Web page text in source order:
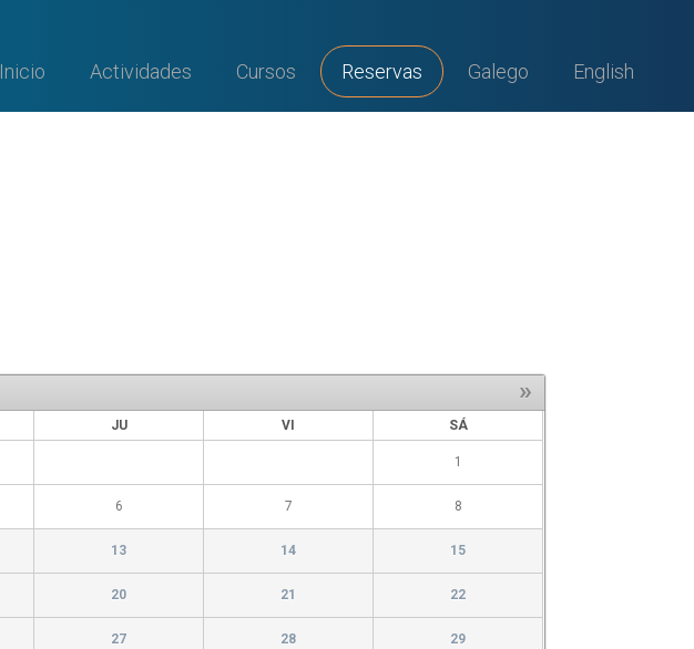
Inicio Actividades Cursos Reservas Galego English
»
JU VI SÁ
1
6 7 8
13 14 15
20 21 22
27 28 29